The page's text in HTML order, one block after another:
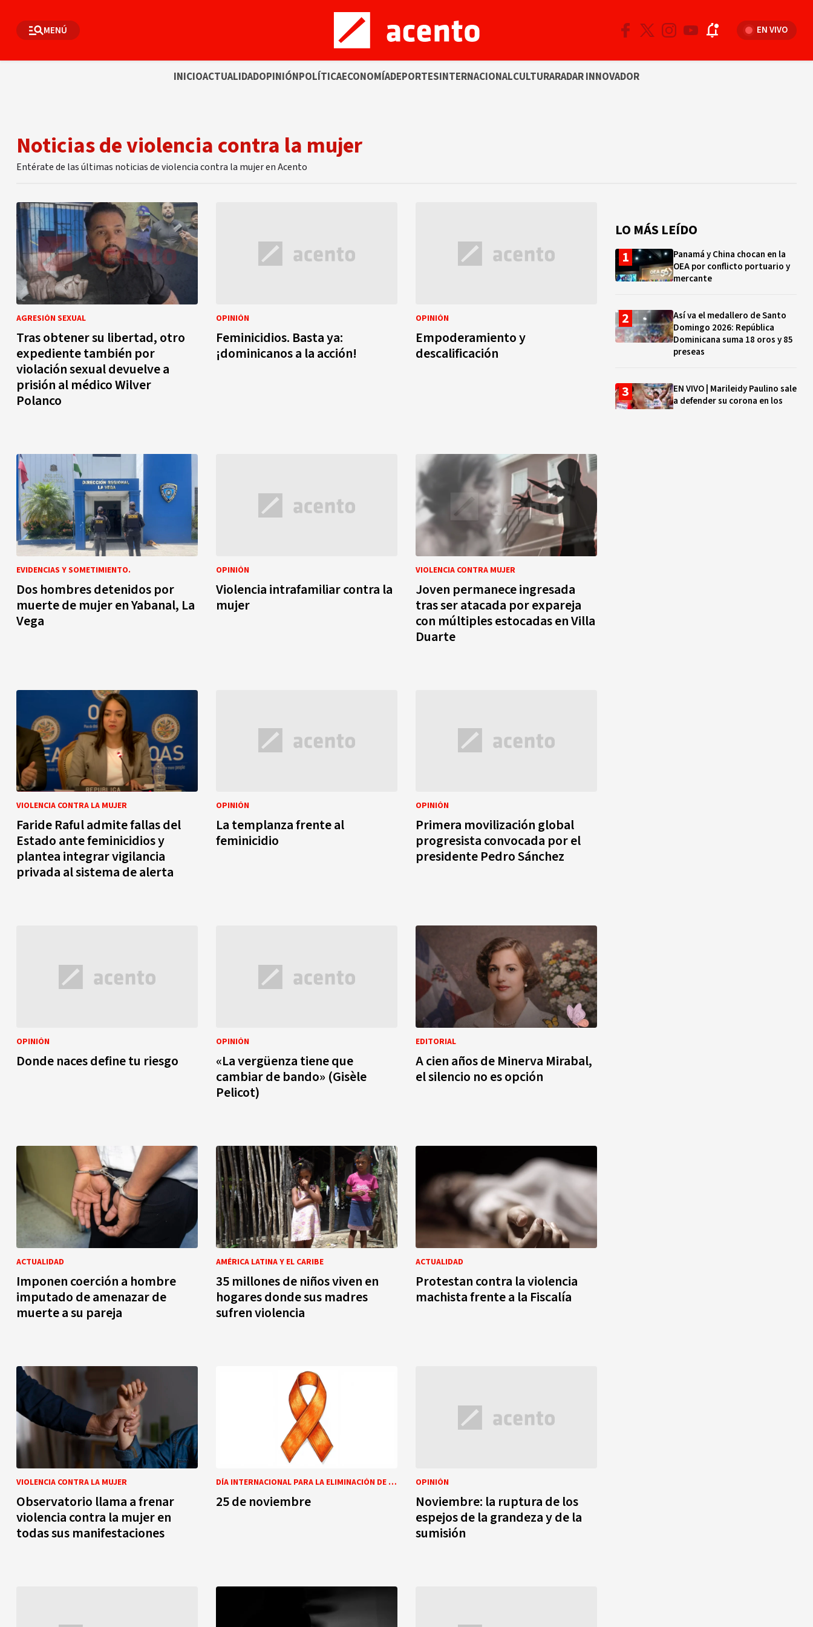
MENÚ EN VIVO
INICIOACTUALIDADOPINIÓNPOLÍTICAECONOMÍADEPORTESINTERNACIONALCULTURARADAR INNOVADOR
Noticias de violencia contra la mujer
Entérate de las últimas noticias de violencia contra la mujer en Acento
AGRESIÓN SEXUAL
Tras obtener su libertad, otro
expediente también por
violación sexual devuelve a
prisión al médico Wilver
Polanco
OPINIÓN
Feminicidios. Basta ya:
¡dominicanos a la acción!
OPINIÓN
Empoderamiento y
descalificación
EVIDENCIAS Y SOMETIMIENTO.
Dos hombres detenidos por
muerte de mujer en Yabanal, La
Vega
OPINIÓN
Violencia intrafamiliar contra la
mujer
VIOLENCIA CONTRA MUJER
Joven permanece ingresada
tras ser atacada por expareja
con múltiples estocadas en Villa
Duarte
VIOLENCIA CONTRA LA MUJER
Faride Raful admite fallas del
Estado ante feminicidios y
plantea integrar vigilancia
privada al sistema de alerta
OPINIÓN
La templanza frente al
feminicidio
OPINIÓN
Primera movilización global
progresista convocada por el
presidente Pedro Sánchez
OPINIÓN
Donde naces define tu riesgo
OPINIÓN
«La vergüenza tiene que
cambiar de bando» (Gisèle
Pelicot)
EDITORIAL
A cien años de Minerva Mirabal,
el silencio no es opción
ACTUALIDAD
Imponen coerción a hombre
imputado de amenazar de
muerte a su pareja
AMÉRICA LATINA Y EL CARIBE
35 millones de niños viven en
hogares donde sus madres
sufren violencia
ACTUALIDAD
Protestan contra la violencia
machista frente a la Fiscalía
VIOLENCIA CONTRA LA MUJER
Observatorio llama a frenar
violencia contra la mujer en
todas sus manifestaciones
DÍA INTERNACIONAL PARA LA ELIMINACIÓN DE LA VIOLENCIA CONTRA LA MUJER
25 de noviembre
OPINIÓN
Noviembre: la ruptura de los
espejos de la grandeza y de la
sumisión
LO MÁS LEÍDO
Panamá y China chocan en la
OEA por conflicto portuario y
mercante
Así va el medallero de Santo
Domingo 2026: República
Dominicana suma 18 oros y 85
preseas
EN VIVO | Marileidy Paulino sale
a defender su corona en los